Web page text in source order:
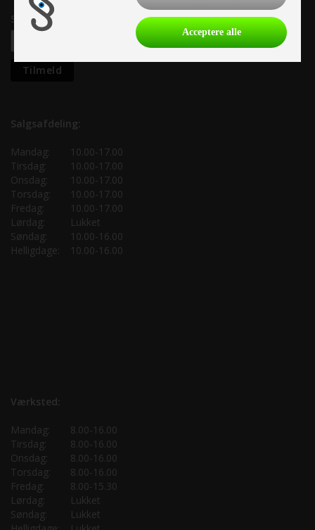
Samtykke til nyhedsbrev
Salgsafdeling:
Mandag:
10.00-17.00
Tirsdag:
10.00-17.00
Onsdag:
10.00-17.00
Torsdag:
10.00-17.00
Fredag:
10.00-17.00
Lørdag:
Lukket
Søndag:
10.00-16.00
Helligdage:
10.00-16.00
Værksted:
Mandag:
8.00-16.00
Tirsdag:
8.00-16.00
Onsdag:
8.00-16.00
Torsdag:
8.00-16.00
Fredag:
8.00-15.30
Lørdag:
Lukket
Søndag:
Lukket
Acceptere alle